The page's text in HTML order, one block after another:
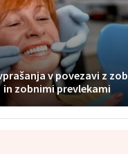
v povezavi z
in zobnimi prevlekami